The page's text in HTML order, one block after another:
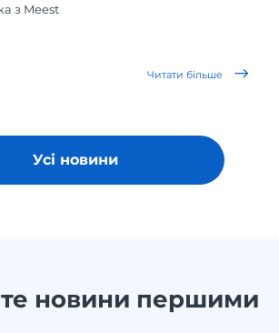
з Meest
Читати більше
Усі новини
новини першими